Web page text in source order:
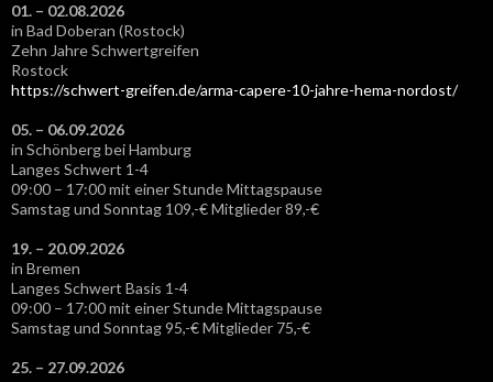
01. – 02.08.2026
in Bad Doberan (Rostock)
Zehn Jahre Schwertgreifen
Rostock
https://schwert-greifen.de/arma-capere-10-jahre-hema-nordost/
05. – 06.09.2026
in Schönberg bei Hamburg
Langes Schwert 1-4
09:00 – 17:00 mit einer Stunde Mittagspause
Samstag und Sonntag 109,-€ Mitglieder 89,-€
19. – 20.09.2026
in Bremen
Langes Schwert Basis 1-4
09:00 – 17:00 mit einer Stunde Mittagspause
Samstag und Sonntag 95,-€ Mitglieder 75,-€
25. – 27.09.2026